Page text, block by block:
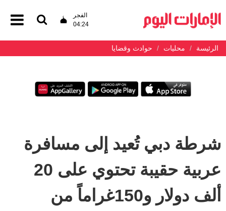
الفجر
04:24
الرئيسة محليات حوادث وقضايا
شرطة دبي تُعيد إلى مسافرة
عربية حقيبة تحتوي على 20
ألف دولار و150غراماً من